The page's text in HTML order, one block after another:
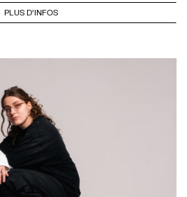
PLUS D'INFOS